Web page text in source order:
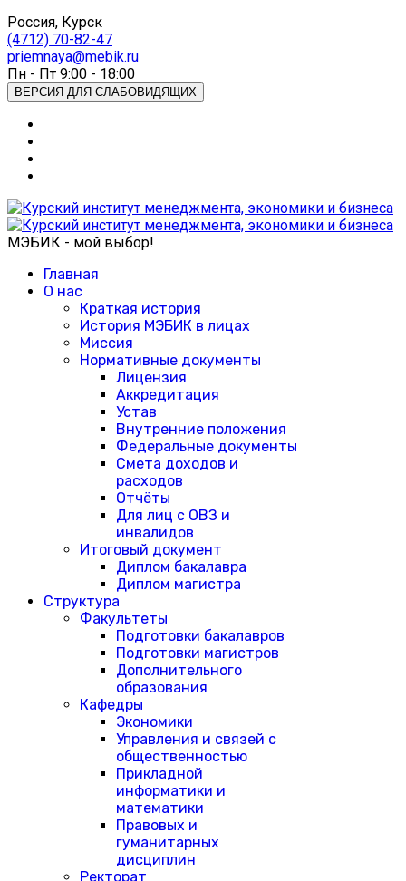
Россия, Курск
(4712) 70-82-47
priemnaya@mebik.ru
Пн - Пт 9:00 - 18:00
ВЕРСИЯ ДЛЯ СЛАБОВИДЯЩИХ
МЭБИК - мой выбор!
Главная
О нас
Краткая история
История МЭБИК в лицах
Миссия
Нормативные документы
Лицензия
Аккредитация
Устав
Внутренние положения
Федеральные документы
Смета доходов и
расходов
Отчёты
Для лиц с ОВЗ и
инвалидов
Итоговый документ
Диплом бакалавра
Диплом магистра
Структура
Факультеты
Подготовки бакалавров
Подготовки магистров
Дополнительного
образования
Кафедры
Экономики
Управления и связей с
общественностью
Прикладной
информатики и
математики
Правовых и
гуманитарных
дисциплин
Ректорат